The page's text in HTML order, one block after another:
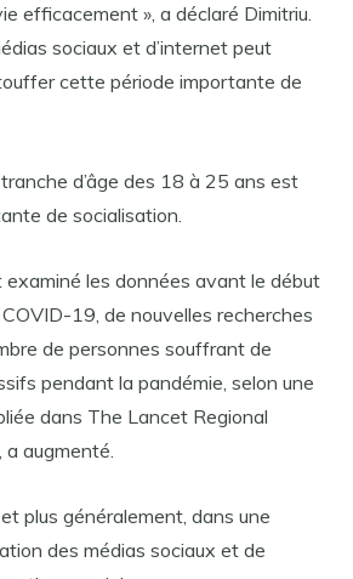
efficacement », a déclaré Dimitriu.
sociaux et d’internet peut
cette période importante de
d’âge des 18 à 25 ans est
de socialisation.
examiné les données avant le début
19, de nouvelles recherches
de personnes souffrant de
pendant la pandémie, selon une
dans The Lancet Regional
a augmenté.
plus généralement, dans une
des médias sociaux et de